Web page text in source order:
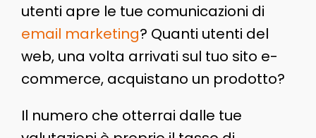
utenti apre le tue comunicazioni di
email marketing? Quanti utenti del
web, una volta arrivati sul tuo sito e-
commerce, acquistano un prodotto?
Il numero che otterrai dalle tue